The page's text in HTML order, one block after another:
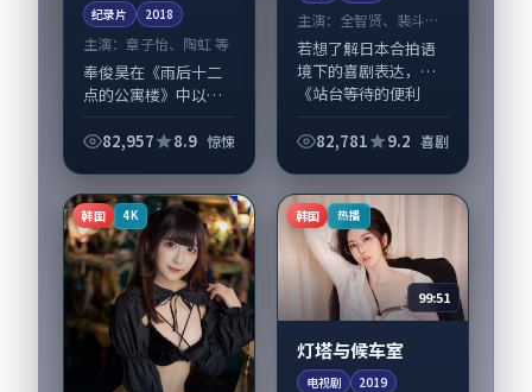
纪录片 2018
主演： 章子怡、陶虹 等
奉俊昊在《雨后十二
点的公寓楼》中以细
张力，章子怡、陶虹
主要在日本完成制作
协同，2018-02...
82,957 8.9 惊悚
主演： 全智贤、裴斗娜
等
若想了解日本合拍语
境下的喜剧表达，
《站台等待的便利
侧重人物动机与生活
戏并重。影片2025年
面...
82,781 9.2 喜剧
韩国 4K 韩国 热播
99:51
灯塔与候车室
电视剧 2019